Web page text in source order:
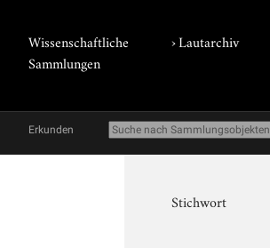
Wissenschaftliche
Sammlungen
›Lautarchiv
Erkunden
Stichwort